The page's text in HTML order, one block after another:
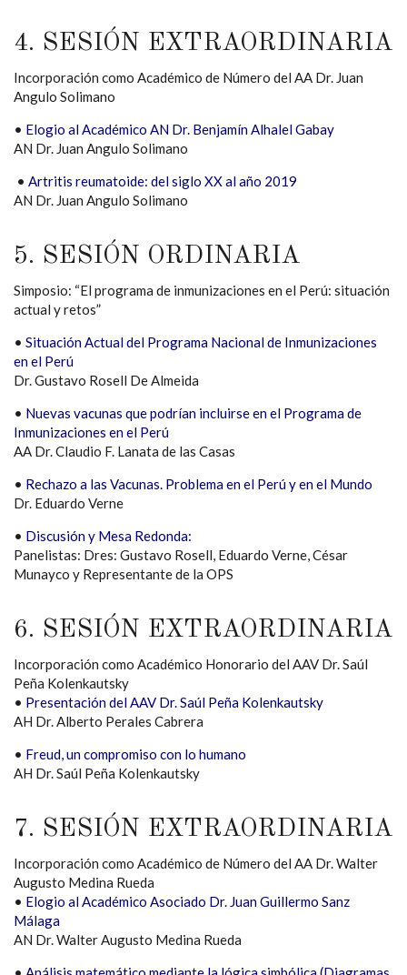
4. SESIÓN EXTRAORDINARIA
Incorporación como Académico de Número del AA Dr. Juan
Angulo Solimano
• Elogio al Académico AN Dr. Benjamín Alhalel Gabay
AN Dr. Juan Angulo Solimano
• Artritis reumatoide: del siglo XX al año 2019
AN Dr. Juan Angulo Solimano
5. SESIÓN ORDINARIA
Simposio: “El programa de inmunizaciones en el Perú: situación
actual y retos”
• Situación Actual del Programa Nacional de Inmunizaciones
en el Perú
Dr. Gustavo Rosell De Almeida
• Nuevas vacunas que podrían incluirse en el Programa de
Inmunizaciones en el Perú
AA Dr. Claudio F. Lanata de las Casas
• Rechazo a las Vacunas. Problema en el Perú y en el Mundo
Dr. Eduardo Verne
• Discusión y Mesa Redonda:
Panelistas: Dres: Gustavo Rosell, Eduardo Verne, César
Munayco y Representante de la OPS
6. SESIÓN EXTRAORDINARIA
Incorporación como Académico Honorario del AAV Dr. Saúl
Peña Kolenkautsky
• Presentación del AAV Dr. Saúl Peña Kolenkautsky
AH Dr. Alberto Perales Cabrera
• Freud, un compromiso con lo humano
AH Dr. Saúl Peña Kolenkautsky
7. SESIÓN EXTRAORDINARIA
Incorporación como Académico de Número del AA Dr. Walter
Augusto Medina Rueda
• Elogio al Académico Asociado Dr. Juan Guillermo Sanz
Málaga
AN Dr. Walter Augusto Medina Rueda